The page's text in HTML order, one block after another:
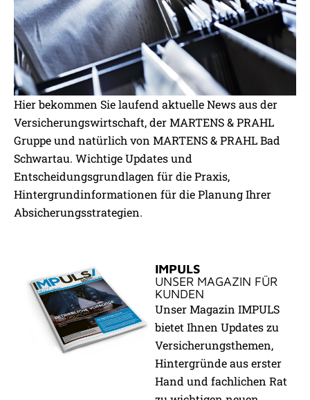
DAMIT SIE SICHER AUF
STAND SIND:
NEUIGKEITEN AUS ERSTER HAND
Hier bekommen Sie laufend aktuelle News aus der
Versicherungswirtschaft, der MARTENS & PRAHL
Gruppe und natürlich von MARTENS & PRAHL Bad
Schwartau. Wichtige Updates und
Entscheidungsgrundlagen für die Praxis,
Hintergrundinformationen für die Planung Ihrer
Absicherungsstrategien.
IMPULS
UNSER MAGAZIN FÜR
KUNDEN
Unser Magazin IMPULS
bietet Ihnen Updates zu
Versicherungsthemen,
Hintergründe aus erster
Hand und fachlichen Rat